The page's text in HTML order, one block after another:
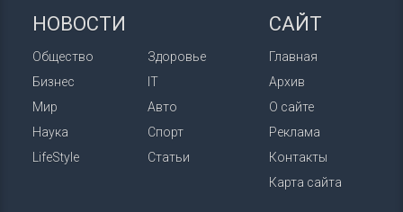
НОВОСТИ
Общество
Бизнес
Мир
Наука
LifeStyle
Здоровье
IT
Авто
Спорт
Статьи
САЙТ
Главная
Архив
О сайте
Реклама
Контакты
Карта сайта